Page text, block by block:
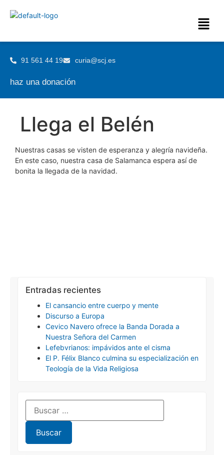
91 561 44 19 curia@scj.es
haz una donación
Llega el Belén
Nuestras casas se visten de esperanza y alegría navideña.
En este caso, nuestra casa de Salamanca espera así de
bonita la llegada de la navidad.
Entradas recientes
El cansancio entre cuerpo y mente
Discurso a Europa
Cevico Navero ofrece la Banda Dorada a
Nuestra Señora del Carmen
Lefebvrianos: impávidos ante el cisma
El P. Félix Blanco culmina su especialización en
Teología de la Vida Religiosa